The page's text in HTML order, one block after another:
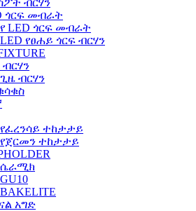
ብርሃን
ጎርፍ መብራት
የ LED ጎርፍ መብራት
LED የፀሐይ ጎርፍ ብርሃን
ብርሃን
ብርሃን
የፈረንሳይ ተከታታይ
የጀርመን ተከታታይ
ሴራሚክ
GU10
BAKELITE
አግድ